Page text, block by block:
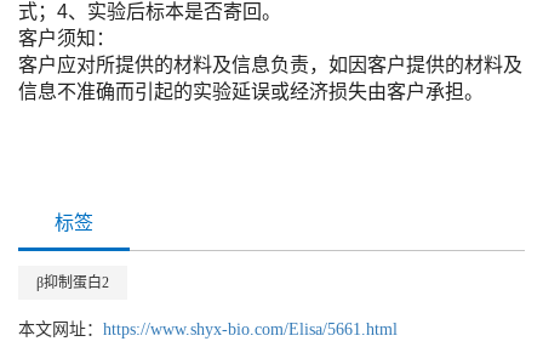
式；4、实验后标本是否寄回。
客户须知：
客户应对所提供的材料及信息负责，如因客户提供的材料及
信息不准确而引起的实验延误或经济损失由客户承担。
标签
β抑制蛋白2
本文网址： https://www.shyx-bio.com/Elisa/5661.html